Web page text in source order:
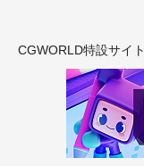
CGWORLD特設サイト